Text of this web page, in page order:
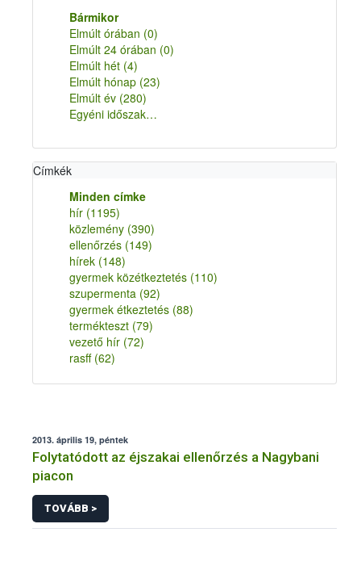
Bármikor
Elmúlt órában (0)
Elmúlt 24 órában (0)
Elmúlt hét (4)
Elmúlt hónap (23)
Elmúlt év (280)
Egyéni időszak…
Címkék
Minden címke
hír (1195)
közlemény (390)
ellenőrzés (149)
hírek (148)
gyermek közétkeztetés (110)
szupermenta (92)
gyermek étkeztetés (88)
termékteszt (79)
vezető hír (72)
rasff (62)
2013. április 19, péntek
Folytatódott az éjszakai ellenőrzés a Nagybani
piacon
TOVÁBB >